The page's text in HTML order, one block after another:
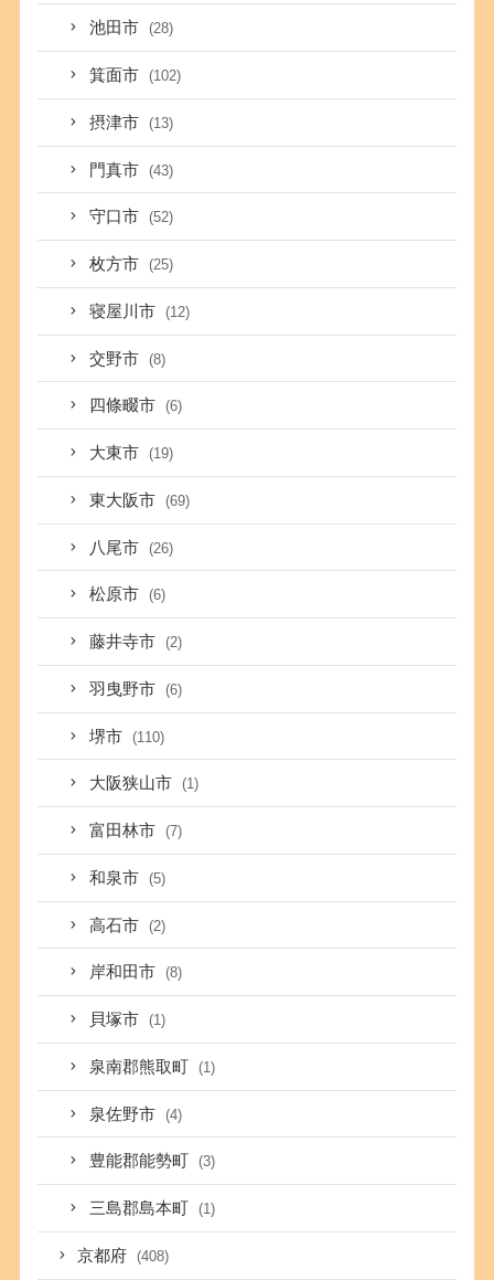
池田市 (28)
箕面市 (102)
摂津市 (13)
門真市 (43)
守口市 (52)
枚方市 (25)
寝屋川市 (12)
交野市 (8)
四條畷市 (6)
大東市 (19)
東大阪市 (69)
八尾市 (26)
松原市 (6)
藤井寺市 (2)
羽曳野市 (6)
堺市 (110)
大阪狭山市 (1)
富田林市 (7)
和泉市 (5)
高石市 (2)
岸和田市 (8)
貝塚市 (1)
泉南郡熊取町 (1)
泉佐野市 (4)
豊能郡能勢町 (3)
三島郡島本町 (1)
京都府 (408)